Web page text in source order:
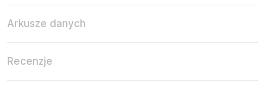
Arkusze danych
Recenzje